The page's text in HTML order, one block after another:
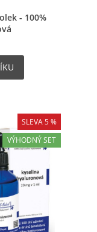
- 100%
SLEVA 5 %
VÝHODNÝ SET